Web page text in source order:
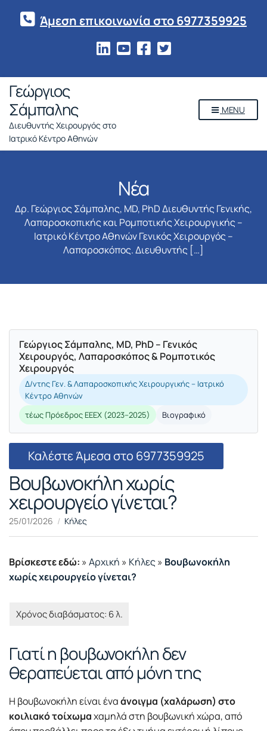
Άμεση επικοινωνία στο 6977359925
Γεώργιος
Σάμπαλης
Διευθυντής Χειρουργός στο
Ιατρικό Κέντρο Αθηνών
MENU
Νέα
Δρ. Γεώργιος Σάμπαλης, MD, PhD Διευθυντής Γενικής,
Λαπαροσκοπικής και Ρομποτικής Χειρουργικής –
Ιατρικό Κέντρο Αθηνών Γενικός Χειρουργός –
Λαπαροσκόπος. Διευθυντής […]
Γεώργιος Σάμπαλης, MD, PhD – Γενικός
Χειρουργός, Λαπαροσκόπος & Ρομποτικός
Χειρουργός
Δ/ντης Γεν. & Λαπαροσκοπικής Χειρουργικής – Ιατρικό
Κέντρο Αθηνών
τέως Πρόεδρος ΕΕΕΧ (2023–2025)
Βιογραφικό
Καλέστε Άμεσα στο 6977359925
Βουβωνοκήλη χωρίς
χειρουργείο γίνεται?
25/01/2026 Κήλες
Βρίσκεστε εδώ: » Αρχική » Κήλες» Βουβωνοκήλη
χωρίς χειρουργείο γίνεται?
Γιατί η βουβωνοκήλη δεν
θεραπεύεται από μόνη της
Η βουβωνοκήλη είναι έναάνοιγμα (χαλάρωση) στο
κοιλιακό τοίχωμαχαμηλά στη βουβωνική χώρα, από